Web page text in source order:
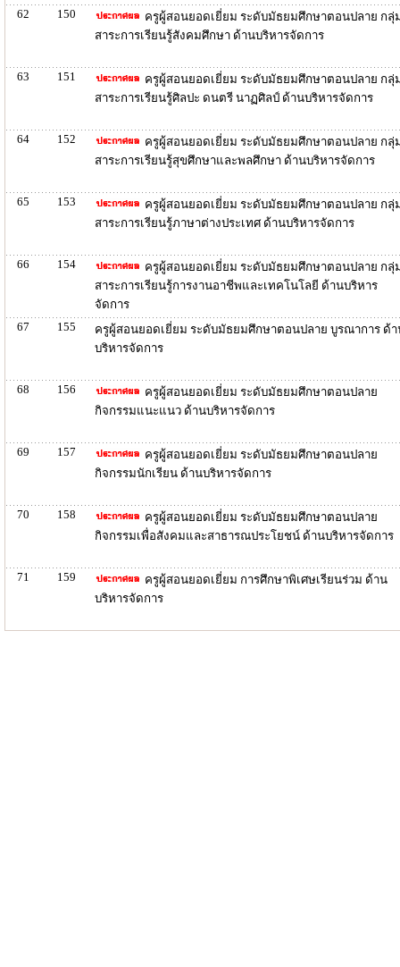
62 150
ครูผู้สอนยอดเยี่ยม ระดับมัธยมศึกษาตอนปลาย กลุ่
สาระการเรียนรู้สังคมศึกษา ด้านบริหารจัดการ
63 151
ครูผู้สอนยอดเยี่ยม ระดับมัธยมศึกษาตอนปลาย กลุ่
สาระการเรียนรู้ศิลปะ ดนตรี นาฏศิลป์ ด้านบริหารจัดการ
64 152
ครูผู้สอนยอดเยี่ยม ระดับมัธยมศึกษาตอนปลาย กลุ่
สาระการเรียนรู้สุขศึกษาและพลศึกษา ด้านบริหารจัดการ
65 153
ครูผู้สอนยอดเยี่ยม ระดับมัธยมศึกษาตอนปลาย กลุ่
สาระการเรียนรู้ภาษาต่างประเทศ ด้านบริหารจัดการ
66 154
ครูผู้สอนยอดเยี่ยม ระดับมัธยมศึกษาตอนปลาย กลุ่
สาระการเรียนรู้การงานอาชีพและเทคโนโลยี ด้านบริหาร
จัดการ
67
155
ครูผู้สอนยอดเยี่ยม ระดับมัธยมศึกษาตอนปลาย บูรณาการ ด้
บริหารจัดการ
68 156
ครูผู้สอนยอดเยี่ยม ระดับมัธยมศึกษาตอนปลาย
กิจกรรมแนะแนว ด้านบริหารจัดการ
69 157
ครูผู้สอนยอดเยี่ยม ระดับมัธยมศึกษาตอนปลาย
กิจกรรมนักเรียน ด้านบริหารจัดการ
70 158
ครูผู้สอนยอดเยี่ยม ระดับมัธยมศึกษาตอนปลาย
กิจกรรมเพื่อสังคมและสาธารณประโยชน์ ด้านบริหารจัดการ
71 159
ครูผู้สอนยอดเยี่ยม การศึกษาพิเศษเรียนร่วม ด้าน
บริหารจัดการ